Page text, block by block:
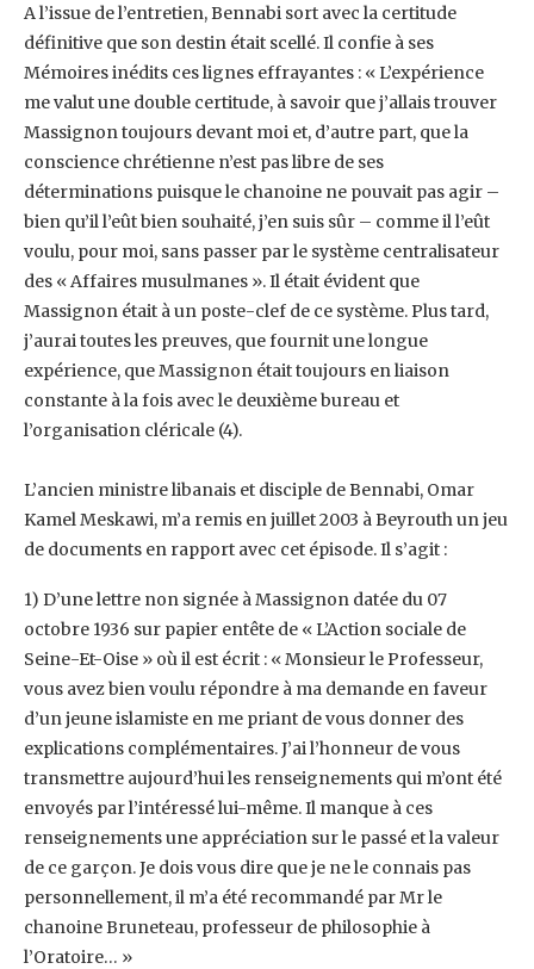
A l’issue de l’entretien, Bennabi sort avec la certitude
définitive que son destin était scellé. Il ‎confie à ses
Mémoires inédits ces lignes effrayantes : « L’expérience
me valut une double ‎certitude, à savoir que j’allais trouver
Massignon toujours devant moi et, d’autre part, que la
‎conscience chrétienne n’est pas libre de ses
déterminations puisque le chanoine ne pouvait ‎pas agir –
bien qu’il l’eût bien souhaité, j’en suis sûr – comme il l’eût
voulu, pour moi, sans ‎passer par le système centralisateur
des « Affaires musulmanes ». Il était évident que
‎Massignon était à un poste-clef de ce système. Plus tard,
j’aurai toutes les preuves, que ‎fournit une longue
expérience, que Massignon était toujours en liaison
constante à la fois ‎avec le deuxième bureau et
l’organisation cléricale (4).‎
L’ancien ministre libanais et disciple de Bennabi, Omar
Kamel Meskawi, m’a remis en juillet ‎‎2003 à Beyrouth un jeu
de documents en rapport avec cet épisode. Il s’agit : ‎
‎1) D’une lettre non signée à Massignon datée du 07
octobre 1936 sur papier entête de ‎‎« L’Action sociale de
Seine-Et-Oise » où il est écrit : « Monsieur le Professeur,
vous avez bien ‎voulu répondre à ma demande en faveur
d’un jeune islamiste en me priant de vous donner ‎des
explications complémentaires. J’ai l’honneur de vous
transmettre aujourd’hui les ‎renseignements qui m’ont été
envoyés par l’intéressé lui-même. Il manque à ces
‎renseignements une appréciation sur le passé et la valeur
de ce garçon. Je dois vous dire ‎que je ne le connais pas
personnellement, il m’a été recommandé par Mr le
chanoine ‎Bruneteau, professeur de philosophie à
l’Oratoire… »‎